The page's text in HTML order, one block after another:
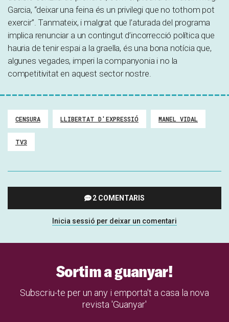
Garcia, “deixar una feina és un privilegi que no tothom pot
exercir”. Tanmateix, i malgrat que l’aturada del programa
implica renunciar a un contingut d’incorrecció política que
hauria de tenir espai a la graella, és una bona notícia que,
algunes vegades, imperi la companyonia i no la
competitivitat en aquest sector nostre.
CENSURA LLIBERTAT D'EXPRESSIÓ MANEL VIDAL
TV3
2 COMENTARIS
Inicia sessió per deixar un comentari
Sortim a guanyar!
Subscriu-te per un any i emporta't a casa la nova
revista 'Guanyar'